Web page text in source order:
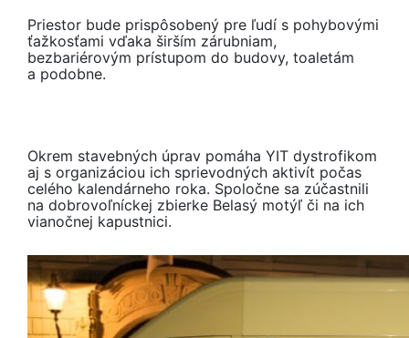
Priestor bude prispôsobený pre ľudí s pohybovými
ťažkosťami vďaka širším zárubniam,
bezbariérovým prístupom do budovy, toaletám
a podobne.
Okrem stavebných úprav pomáha YIT dystrofikom
aj s organizáciou ich sprievodných aktivít počas
celého kalendárneho roka. Spoločne sa zúčastnili
na dobrovoľníckej zbierke Belasý motýľ či na ich
vianočnej kapustnici.